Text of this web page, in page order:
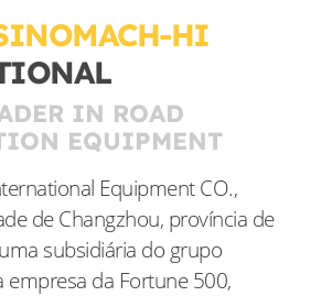
HI
IN ROAD
EQUIPMENT
Equipment CO.,
de Changzhou, província de
subsidiária do grupo
empresa da Fortune 500,